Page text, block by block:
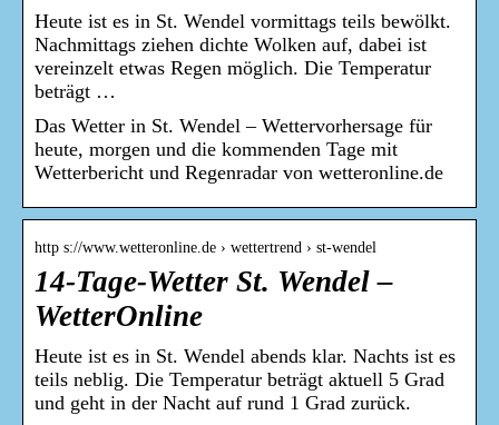
Heute ist es in St. Wendel vormittags teils bewölkt.
Nachmittags ziehen dichte Wolken auf, dabei ist
vereinzelt etwas Regen möglich. Die Temperatur
beträgt …
Das Wetter in St. Wendel – Wettervorhersage für
heute, morgen und die kommenden Tage mit
Wetterbericht und Regenradar von wetteronline.de
http s://www.wetteronline.de › wettertrend › st-wendel
14-Tage-Wetter St. Wendel –
WetterOnline
Heute ist es in St. Wendel abends klar. Nachts ist es
teils neblig. Die Temperatur beträgt aktuell 5 Grad
und geht in der Nacht auf rund 1 Grad zurück.